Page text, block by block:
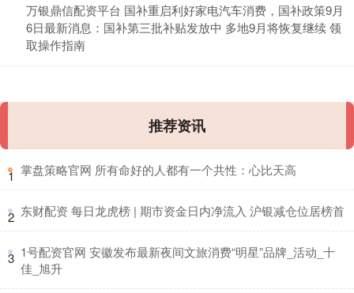
万银鼎信配资平台 国补重启利好家电汽车消费，国补政策9月
6日最新消息：国补第三批补贴发放中 多地9月将恢复继续 领
取操作指南
推荐资讯
1 ​掌盘策略官网 所有命好的人都有一个共性：心比天高
2 ​东财配资 每日龙虎榜 | 期市资金日内净流入 沪银减仓位居榜首
3 ​1号配资官网 安徽发布最新夜间文旅消费“明星”品牌_活动_十
佳_旭升